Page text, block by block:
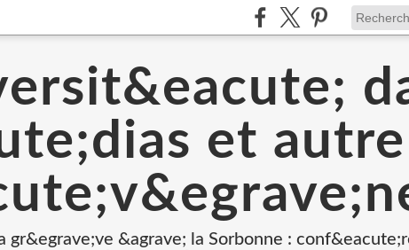
et
gr&egrave;ve &agrave; la Sorbonne :